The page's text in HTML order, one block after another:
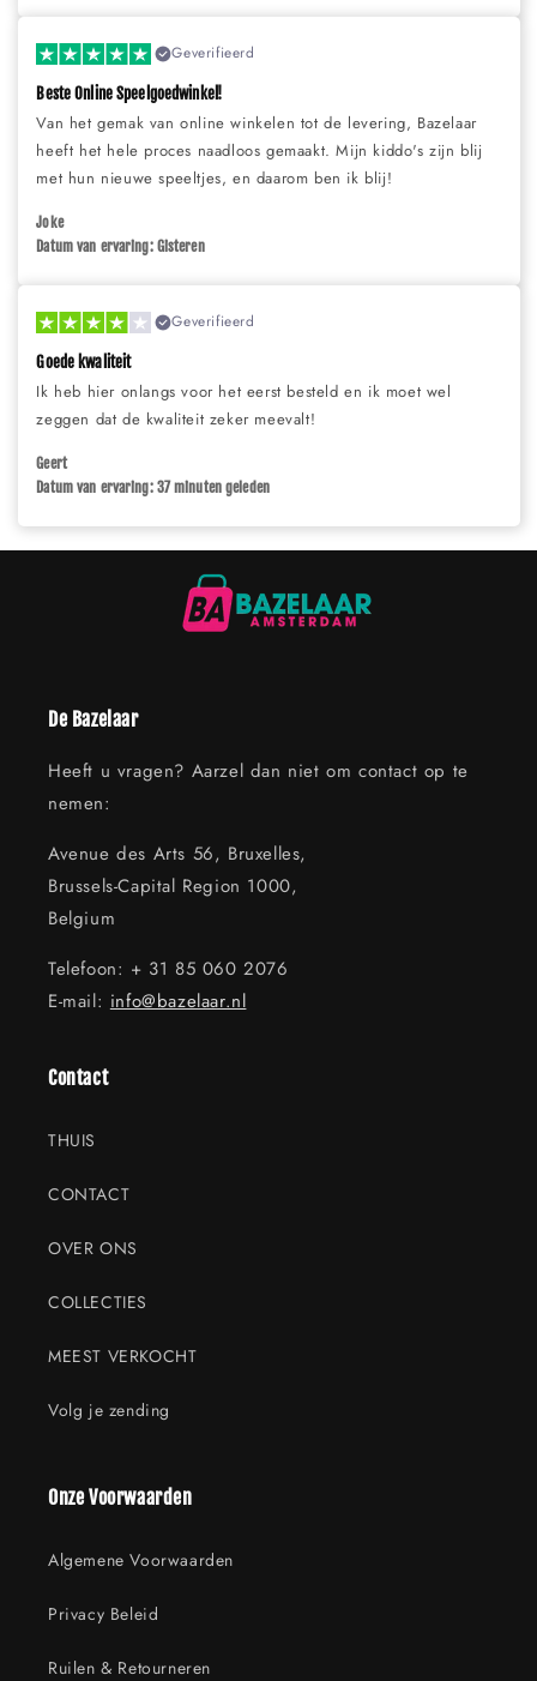
Geverifieerd
Beste Online Speelgoedwinkel!
Van het gemak van online winkelen tot de levering, Bazelaar
heeft het hele proces naadloos gemaakt. Mijn kiddo's zijn blij
met hun nieuwe speeltjes, en daarom ben ik blij!
Joke
Datum van ervaring: Gisteren
Geverifieerd
Goede kwaliteit
Ik heb hier onlangs voor het eerst besteld en ik moet wel
zeggen dat de kwaliteit zeker meevalt!
Geert
Datum van ervaring: 37 minuten geleden
De Bazelaar
Heeft u vragen? Aarzel dan niet om contact op te
nemen:
Avenue des Arts 56, Bruxelles,
Brussels-Capital Region 1000,
Belgium
Telefoon: + 31 85 060 2076
E-mail: info@bazelaar.nl
Contact
THUIS
CONTACT
OVER ONS
COLLECTIES
MEEST VERKOCHT
Volg je zending
Onze Voorwaarden
Algemene Voorwaarden
Privacy Beleid
Ruilen & Retourneren